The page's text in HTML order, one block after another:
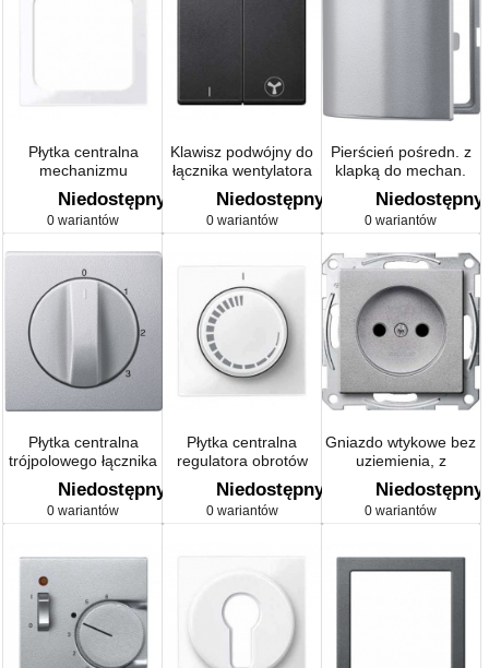
Płytka centralna
mechanizmu
sygnalizatora
świetlnego
Niedostępny
0 wariantów
Klawisz podwójny do
łącznika wentylatora
(VMC), antracyt,
system M
Niedostępny
0 wariantów
Pierścień pośredn. z
klapką do mechan.
kombin., zgodny DIN
Sys M
Niedostępny
0 wariantów
Płytka centralna
trójpolowego łącznika
obrotowego
Niedostępny
0 wariantów
Płytka centralna
regulatora obrotów
system M
Niedostępny
0 wariantów
Gniazdo wtykowe bez
uziemienia, z
przesłoną
Niedostępny
0 wariantów